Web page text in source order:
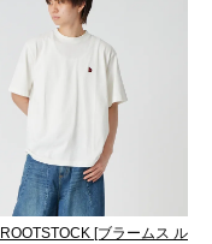
[ブラームス ル